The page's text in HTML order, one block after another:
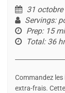
31
Servings:
Prep: 15
Total: 36 hr
Commandez
extra-frais.